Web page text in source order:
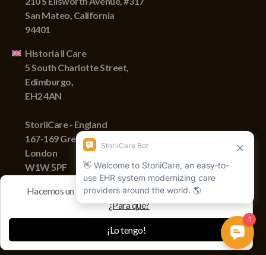
San Mateo, California
94401
Historia II Care
5 South Charlotte Street,
Edimburgo,
EH2 4AN
StoriiCare - England
167-169 Great Portland Street,
London
W1W 5PF
Derechos de autor © 2022 Storii, Inc. Todos los derechos
reservados.
Hacemos un seguimiento de las sesiones con cookies
¿Para qué?
¡Lo tengo!